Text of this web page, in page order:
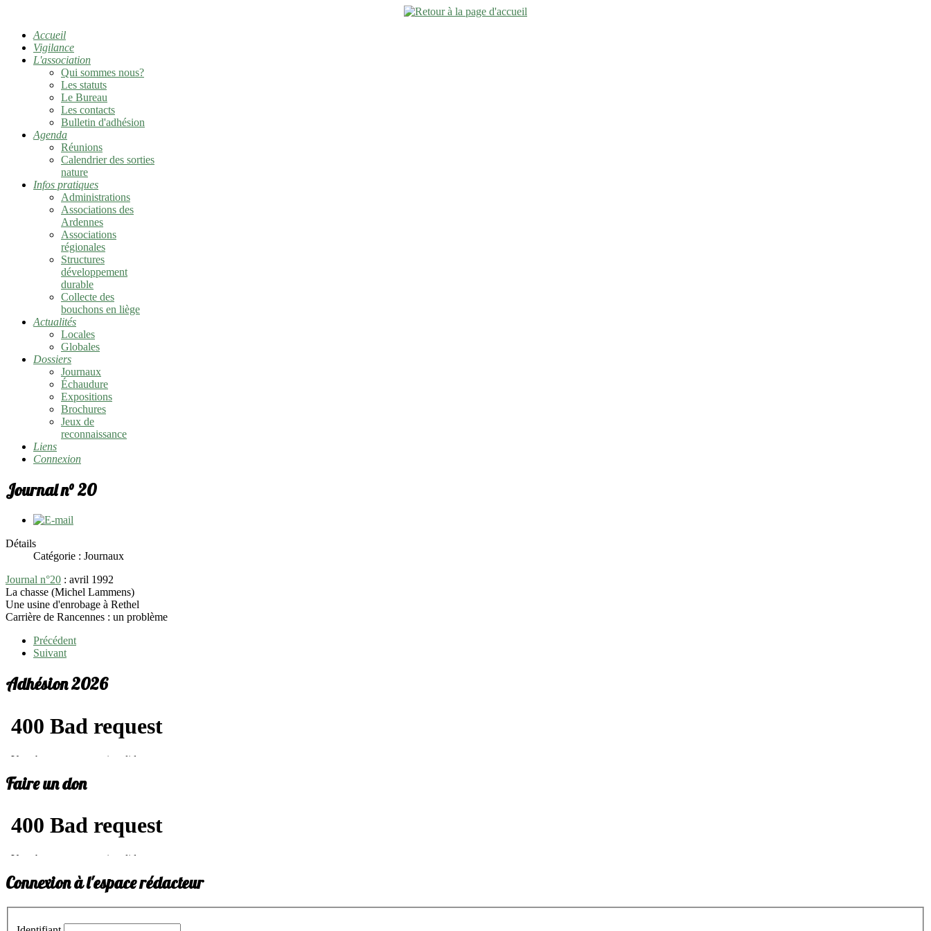
Accueil
Vigilance
L'association
Qui sommes nous?
Les statuts
Le Bureau
Les contacts
Bulletin d'adhésion
Agenda
Réunions
Calendrier des sorties
nature
Infos pratiques
Administrations
Associations des
Ardennes
Associations
régionales
Structures
développement
durable
Collecte des
bouchons en liège
Actualités
Locales
Globales
Dossiers
Journaux
Échaudure
Expositions
Brochures
Jeux de
reconnaissance
Liens
Connexion
Journal n° 20
Détails
Catégorie : Journaux
Journal n°20 : avril 1992
La chasse (Michel Lammens)
Une usine d'enrobage à Rethel
Carrière de Rancennes : un problème
Précédent
Suivant
Adhésion 2026
Faire un don
Connexion à l'espace rédacteur